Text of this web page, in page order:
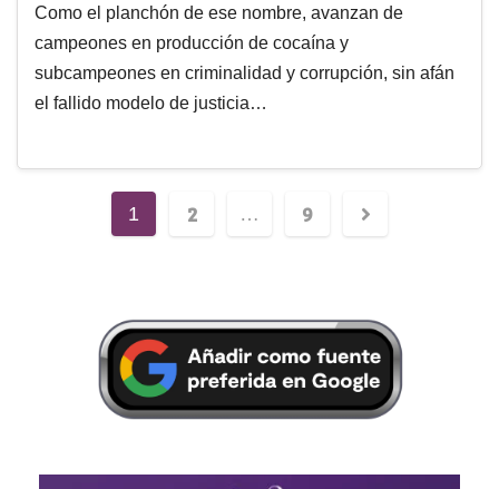
Como el planchón de ese nombre, avanzan de
campeones en producción de cocaína y
subcampeones en criminalidad y corrupción, sin afán
el fallido modelo de justicia…
1 2 … 9